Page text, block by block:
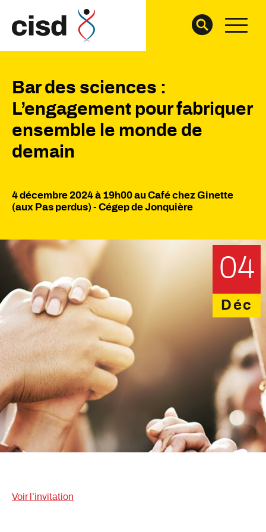
04
Déc
Bar des sciences :
L’engagement pour fabriquer
ensemble le monde de
demain
4 décembre 2024 à 19h00 au Café chez Ginette
(aux Pas perdus) - Cégep de Jonquière
Voir l’invitation